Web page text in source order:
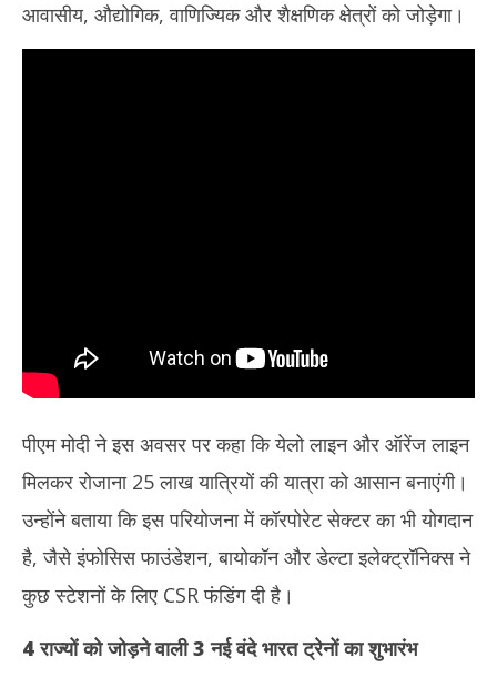
आवासीय, औद्योगिक, वाणिज्यिक और शैक्षणिक क्षेत्रों को जोड़ेगा।
पीएम मोदी ने इस अवसर पर कहा कि येलो लाइन और ऑरेंज लाइन
मिलकर रोजाना 25 लाख यात्रियों की यात्रा को आसान बनाएंगी।
उन्होंने बताया कि इस परियोजना में कॉरपोरेट सेक्टर का भी योगदान
है, जैसे इंफोसिस फाउंडेशन, बायोकॉन और डेल्टा इलेक्ट्रॉनिक्स ने
कुछ स्टेशनों के लिए CSR फंडिंग दी है।
4 राज्यों को जोड़ने वाली 3 नई वंदे भारत ट्रेनों का शुभारंभ